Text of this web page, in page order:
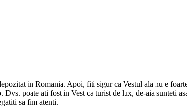
in Romania. Apoi, fiti sigur ca Vestul ala nu e
poate ati fost in Vest ca turist de lux, de-aia sunteti
sa fim atenti.